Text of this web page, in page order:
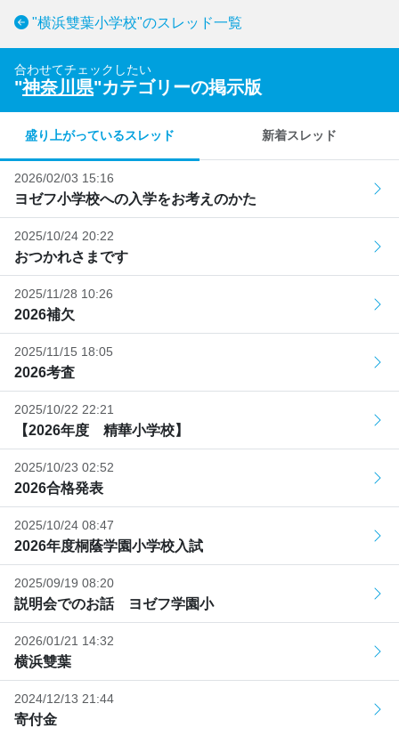
"横浜雙葉小学校"のスレッド一覧
合わせてチェックしたい
"神奈川県"カテゴリーの掲示版
盛り上がっているスレッド 新着スレッド
2026/02/03 15:16
ヨゼフ小学校への入学をお考えのかた
2025/10/24 20:22
おつかれさまです
2025/11/28 10:26
2026補欠
2025/11/15 18:05
2026考査
2025/10/22 22:21
【2026年度 精華小学校】
2025/10/23 02:52
2026合格発表
2025/10/24 08:47
2026年度桐蔭学園小学校入試
2025/09/19 08:20
説明会でのお話 ヨゼフ学園小
2026/01/21 14:32
横浜雙葉
2024/12/13 21:44
寄付金